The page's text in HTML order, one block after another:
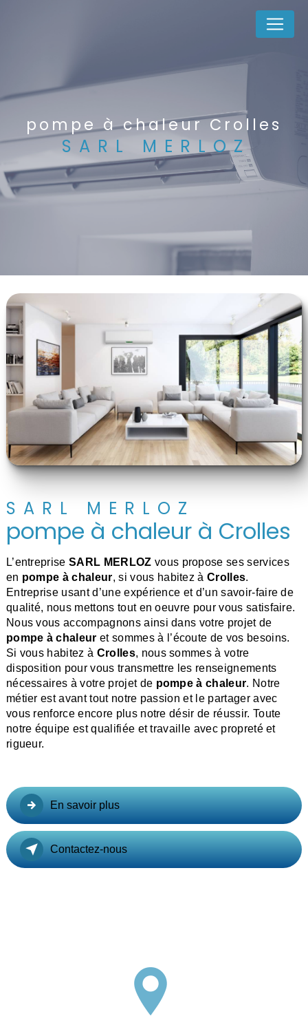
pompe à chaleur Crolles
SARL MERLOZ
SARL MERLOZ
pompe à chaleur à Crolles
L’entrepriseSARL MERLOZ vous propose ses services
en pompe à chaleur, si vous habitez àCrolles.
Entreprise usant d’une expérience et d’un savoir-faire de
qualité, nous mettons tout en oeuvre pour vous satisfaire.
Nous vous accompagnons ainsi dans votre projet de
pompe à chaleur et sommes à l’écoute de vos besoins.
Si vous habitez à Crolles, nous sommes à votre
disposition pour vous transmettre les renseignements
nécessaires à votre projet de pompe à chaleur. Notre
métier est avant tout notre passion et le partager avec
vous renforce encore plus notre désir de réussir. Toute
notre équipe est qualifiée et travaille avec propreté et
rigueur.
En savoir plus
Contactez-nous